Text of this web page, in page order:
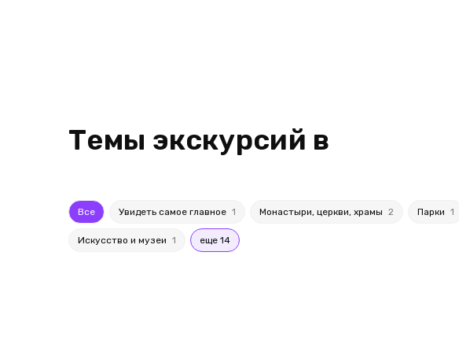
Темы экскурсий в
Все Увидеть самое главное 1 Монастыри, церкви, храмы 2 Парки 1
Искусство и музеи 1 еще 14